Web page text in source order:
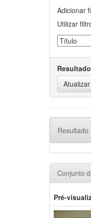
Adicionar
Utilizar
Resultado
Conjunto
Pré-